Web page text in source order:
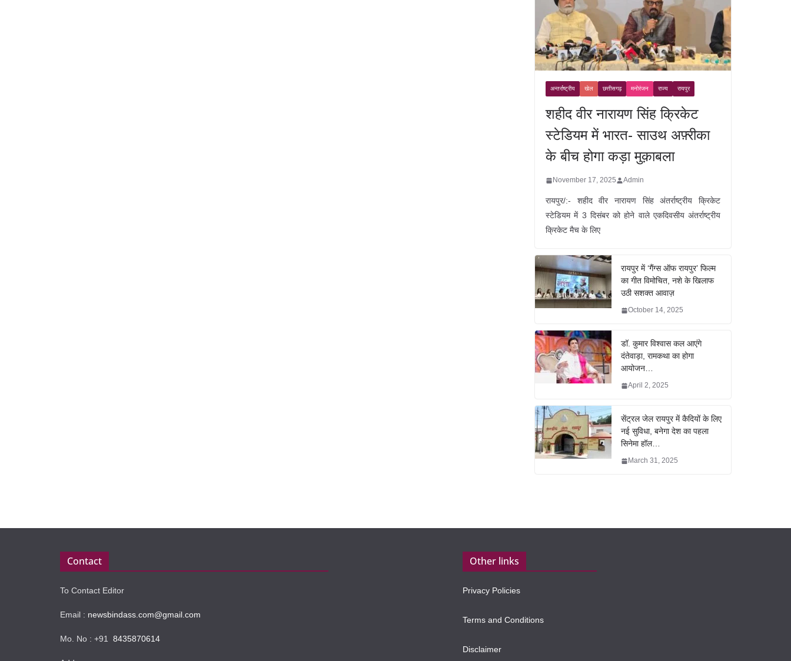
अन्तर्राष्ट्रीय खेल छत्तीसगढ़ मनोरंजन राज्य रायपुर
शहीद वीर नारायण सिंह क्रिकेट
स्टेडियम में भारत- साउथ अफ़्रीका
के बीच होगा कड़ा मुक़ाबला
November 17, 2025 Admin
रायपुर/:- शहीद वीर नारायण सिंह अंतर्राष्ट्रीय क्रिकेट
स्टेडियम में 3 दिसंबर को होने वाले एकदिवसीय अंतर्राष्ट्रीय
क्रिकेट मैच के लिए
रायपुर में ‘गैंग्स ऑफ रायपुर’ फिल्म
का गीत विमोचित, नशे के खिलाफ
उठी सशक्त आवाज़
October 14, 2025
डॉ. कुमार विश्वास कल आएंगे
दंतेवाड़ा, रामकथा का होगा
आयोजन…
April 2, 2025
सेंट्रल जेल रायपुर में कैदियों के लिए
नई सुविधा, बनेगा देश का पहला
सिनेमा हॉल…
March 31, 2025
Contact
To Contact Editor
Email : newsbindass.com@gmail.com
Mo. No : +91 8435870614
Other links
Privacy Policies
Terms and Conditions
Disclaimer